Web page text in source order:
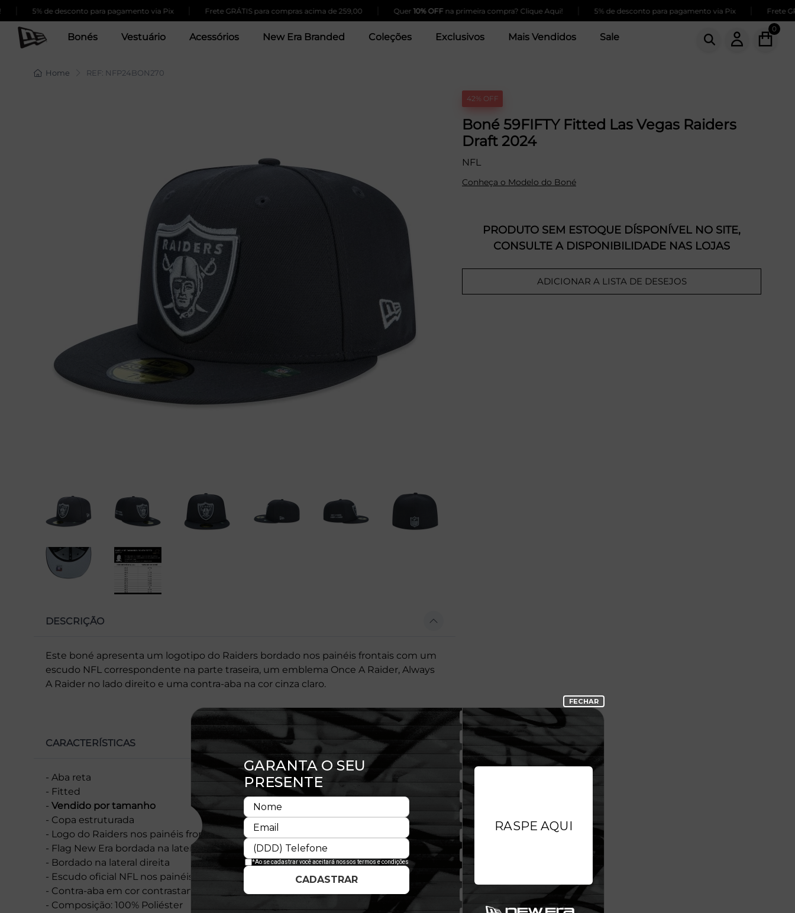
5% de desconto para pagamento via Pix | Frete GRÁTIS para compras acima de 259,00 | 10% OFFna primeira compra? Clique Aqui! | 5% de desconto para pagamento via Pix | Frete
Bonés Vestuário Acessórios New Era Branded Coleções Exclusivos Mais Vendidos Sale
0
Home REF: NFP24BON270
DESCRIÇÃO
Este boné apresenta um logotipo do Raiders bordado nos painéis frontais com um
escudo NFL correspondente na parte traseira, um emblema Once A Raider, Always
A Raider no lado direito e uma contra-aba na cor cinza claro.
CARACTERÍSTICAS
- Aba reta
- Fitted
- Vendido por tamanho
- Copa estruturada
- Logo do Raiders nos painéis frontais
- Flag New Era bordada na lateral esquerda
- Bordado na lateral direita
- Escudo oficial NFL nos painéis traseiros
- Contra-aba em cor contrastante
- Composição: 100% Poliéster
42% OFF
Boné 59FIFTY Fitted Las Vegas Raiders
Draft 2024
NFL
Conheça o Modelo do Boné
PRODUTO SEM ESTOQUE DÍSPONÍVEL NO SITE,
CONSULTE A DISPONIBILIDADE NAS LOJAS
ADICIONAR A LISTA DE DESEJOS